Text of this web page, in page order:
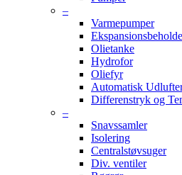
–
Varmepumper
Olietanke
Hydrofor
Oliefyr
Automatisk
Differenstryk og
–
Snavssamler
Isolering
Centralstøvsuger
Div. ventiler